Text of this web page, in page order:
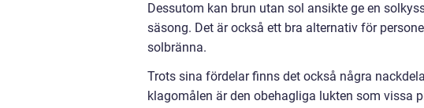
Dessutom kan brun utan sol ansikte ge en
säsong. Det är också ett bra alternativ för
solbränna.
Trots sina fördelar finns det också några
klagomålen är den obehagliga lukten som vissa